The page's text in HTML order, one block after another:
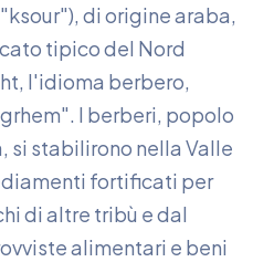
di origine araba,
tipico del Nord
l'idioma berbero,
I berberi, popolo
si stabilirono nella Valle
fortificati per
di altre tribù e dal
alimentari e beni